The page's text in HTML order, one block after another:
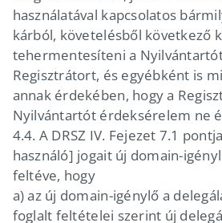
használatával kapcsolatos
kárból, követelésből következő
tehermentesíteni a
Regisztrátort, és egyébként is
annak érdekében, hogy a
Nyilvántartót érdeksérelem ne
4.4. A DRSZ IV. Fejezet 7.1
használó] jogait új domain-
feltéve, hogy
a) az új domain-igénylő a
foglalt feltételei szerint új